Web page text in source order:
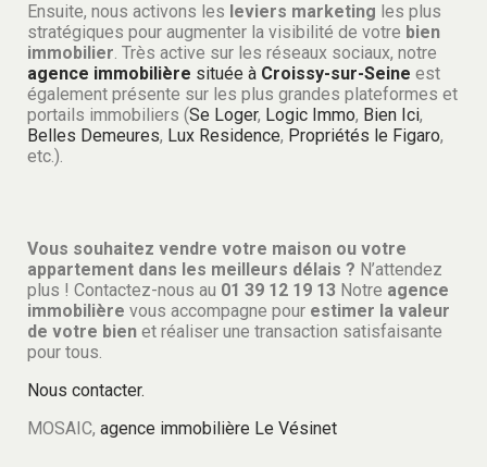
Ensuite, nous activons les leviers marketing les plus
stratégiques pour augmenter la visibilité de votre bien
immobilier. Très active sur les réseaux sociaux, notre
agence immobilière située à Croissy-sur-Seine est
également présente sur les plus grandes plateformes et
portails immobiliers (Se Loger, Logic Immo, Bien Ici,
Belles Demeures, Lux Residence, Propriétés le Figaro,
etc.).
Vous souhaitez vendre votre maison ou votre
appartement dans les meilleurs délais ? N’attendez
plus ! Contactez-nous au 01 39 12 19 13 Notre agence
immobilière vous accompagne pour estimer la valeur
de votre bien et réaliser une transaction satisfaisante
pour tous.
Nous contacter.
MOSAIC, agence immobilière Le Vésinet